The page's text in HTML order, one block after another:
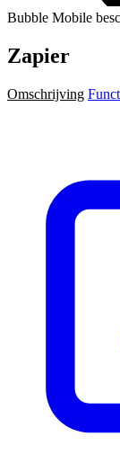
Bubble Mobile
Zapier
Omschrijving